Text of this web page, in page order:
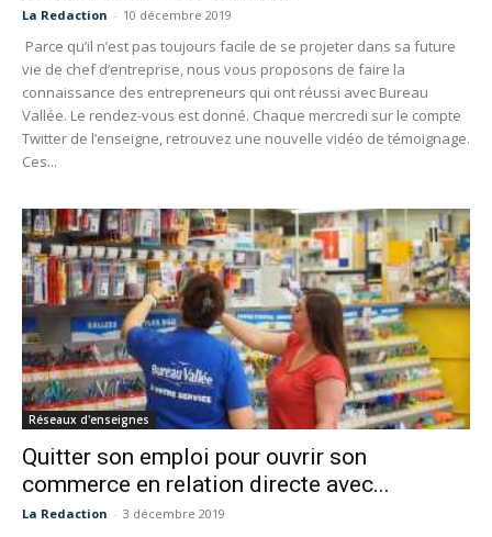
La Redaction - 10 décembre 2019
Parce qu’il n’est pas toujours facile de se projeter dans sa future
vie de chef d’entreprise, nous vous proposons de faire la
connaissance des entrepreneurs qui ont réussi avec Bureau
Vallée. Le rendez-vous est donné. Chaque mercredi sur le compte
Twitter de l’enseigne, retrouvez une nouvelle vidéo de témoignage.
Ces...
Réseaux d'enseignes
Quitter son emploi pour ouvrir son
commerce en relation directe avec...
La Redaction - 3 décembre 2019